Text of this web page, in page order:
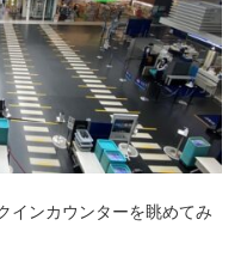
インカウンターを眺めてみ